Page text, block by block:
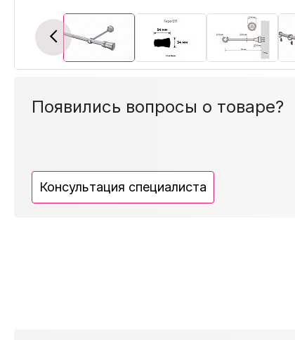
Previous
Появились вопросы о товаре?
Консультация специалиста